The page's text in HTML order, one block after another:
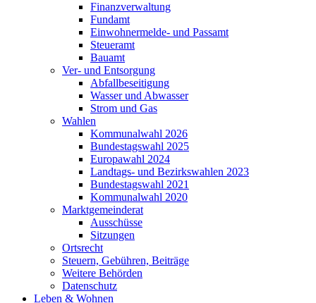
Finanzverwaltung
Fundamt
Einwohnermelde- und Passamt
Steueramt
Bauamt
Ver- und Entsorgung
Abfallbeseitigung
Wasser und Abwasser
Strom und Gas
Wahlen
Kommunalwahl 2026
Bundestagswahl 2025
Europawahl 2024
Landtags- und Bezirkswahlen 2023
Bundestagswahl 2021
Kommunalwahl 2020
Marktgemeinderat
Ausschüsse
Sitzungen
Ortsrecht
Steuern, Gebühren, Beiträge
Weitere Behörden
Datenschutz
Leben & Wohnen